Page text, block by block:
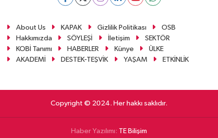
About Us KAPAK Gizlilik Politikası
OSB
Hakkımızda
SÖYLEŞİ İletişim
SEKTÖR
KOBİ Tanımı
HABERLER Künye
ÜLKE
AKADEMİ
DESTEK-TEŞVİK YAŞAM ETKİNLİK
Copyright © 2024. Her hakkı saklıdır.
Haber Yazılımı: TE Bilişim